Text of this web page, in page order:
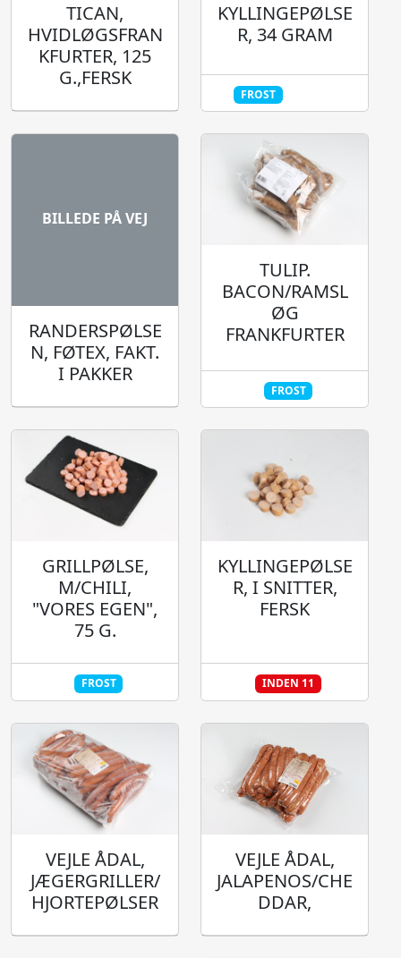
TICAN,
HVIDLØGSFRAN
KFURTER, 125
G.,FERSK
KYLLINGEPØLSE
R, 34 GRAM
FROST
BILLEDE PÅ VEJ
RANDERSPØLSE
N, FØTEX, FAKT.
I PAKKER
TULIP.
BACON/RAMSL
ØG
FRANKFURTER
FROST
GRILLPØLSE,
M/CHILI,
"VORES EGEN",
75 G.
FROST
KYLLINGEPØLSE
R, I SNITTER,
FERSK
INDEN 11
VEJLE ÅDAL,
JÆGERGRILLER/
HJORTEPØLSER
VEJLE ÅDAL,
JALAPENOS/CHE
DDAR,